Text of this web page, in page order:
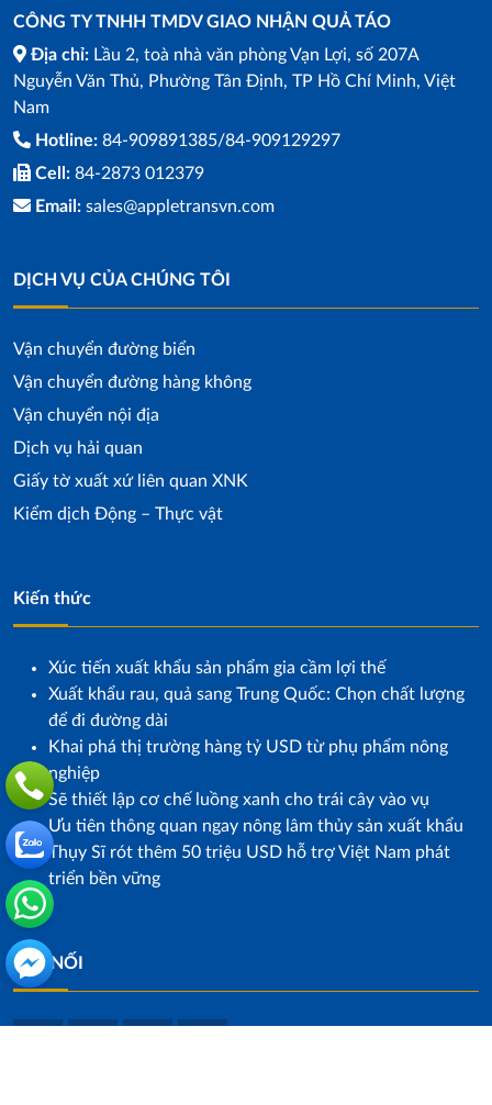
CÔNG TY TNHH TMDV GIAO NHẬN QUẢ TÁO
Địa chỉ: Lầu 2, toà nhà văn phòng Vạn Lợi, số 207A
Nguyễn Văn Thủ, Phường Tân Định, TP Hồ Chí Minh, Việt
Nam
Hotline: 84-909891385/84-909129297
Cell: 84-2873 012379
Email: sales@appletransvn.com
DỊCH VỤ CỦA CHÚNG TÔI
Vận chuyển đường biển
Vận chuyển đường hàng không
Vận chuyển nội địa
Dịch vụ hải quan
Giấy tờ xuất xứ liên quan XNK
Kiểm dịch Động – Thực vật
Kiến thức
Xúc tiến xuất khẩu sản phẩm gia cầm lợi thế
Xuất khẩu rau, quả sang Trung Quốc: Chọn chất lượng
để đi đường dài
Khai phá thị trường hàng tỷ USD từ phụ phẩm nông
nghiệp
Sẽ thiết lập cơ chế luồng xanh cho trái cây vào vụ
Ưu tiên thông quan ngay nông lâm thủy sản xuất khẩu
Thụy Sĩ rót thêm 50 triệu USD hỗ trợ Việt Nam phát
triển bền vững
KẾT NỐI